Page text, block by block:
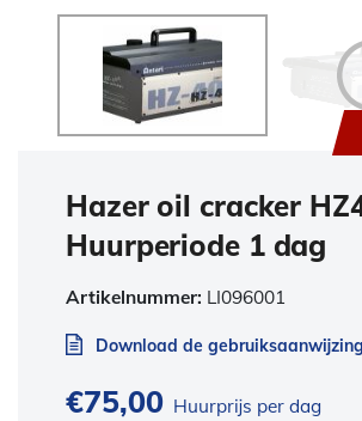
Hazer oil cracker
Huurperiode 1 dag
Artikelnummer: LI096001
Download de
€75,00 Huurprijs per dag